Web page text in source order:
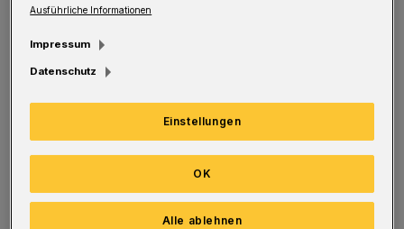
Die „Best of Slam Show“ präsentiert ‌Britta
Uli Höhmann aus Frankfurt und Sven Hensel
aus Bochum. Durch den Abend führt die
fünffache Literaturpreisträgerin Anna Lisa
Azur.
Ausführliche Informationen
Impressum
Datenschutz
Einstellungen
Alle ablehnen
OK